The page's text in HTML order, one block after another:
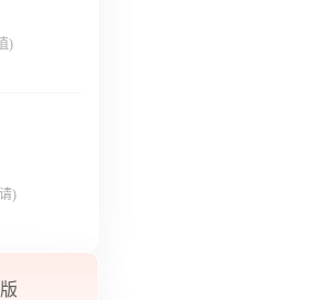
)
)